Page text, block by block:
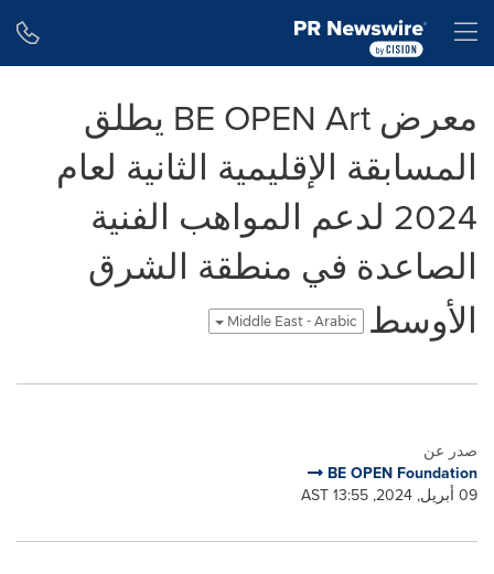
معرض BE OPEN Art يطلق
المسابقة الإقليمية الثانية لعام
2024 لدعم المواهب الفنية
الصاعدة في منطقة الشرق
الأوسط
Middle East - Arabic
صدر عن
BE OPEN Foundation
09 أبريل, 2024, 13:55 AST